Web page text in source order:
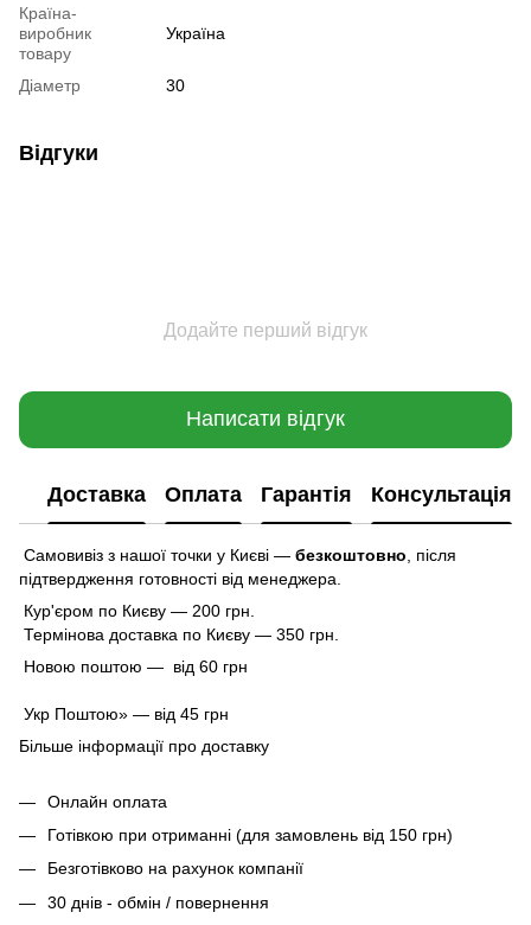
Країна-
виробник
товару
Україна
Діаметр 30
Відгуки
Додайте перший відгук
Написати відгук
Доставка Оплата Гарантія Консультація
Самовивіз з нашої точки у Києві — безкоштовно
після
підтвердження готовності від менеджера.
Кур'єром по Києву — 200 грн.
Термінова доставка по Києву — 350 грн.
Новою поштою — від 60 грн
Укр Поштою» — від 45 грн
Більше інформації про доставку
Онлайн оплата
Готівкою при отриманні (для замовлень від 150 грн)
Безготівково на рахунок компанії
30 днів - обмін / повернення